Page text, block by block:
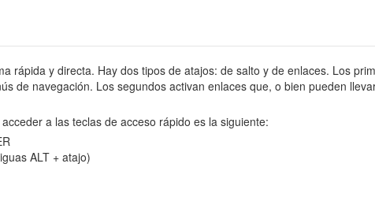
rápida y directa. Hay dos tipos de atajos: de salto y de enlaces. Los
de navegación. Los segundos activan enlaces que, o bien pueden
a las teclas de acceso rápido es la siguiente:
ALT + atajo)